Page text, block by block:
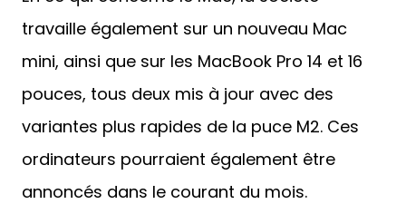
travaille également sur un nouveau Mac
mini, ainsi que sur les MacBook Pro 14 et 16
pouces, tous deux mis à jour avec des
variantes plus rapides de la puce M2. Ces
ordinateurs pourraient également être
annoncés dans le courant du mois.